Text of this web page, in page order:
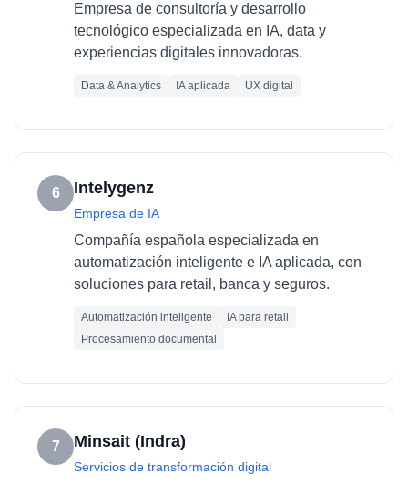
Empresa de consultoría y desarrollo
tecnológico especializada en IA, data y
experiencias digitales innovadoras.
Data & Analytics IA aplicada UX digital
6 Intelygenz
Empresa de IA
Compañía española especializada en
automatización inteligente e IA aplicada, con
soluciones para retail, banca y seguros.
Automatización inteligente
IA para retail
Procesamiento documental
7 Minsait (Indra)
Servicios de transformación digital